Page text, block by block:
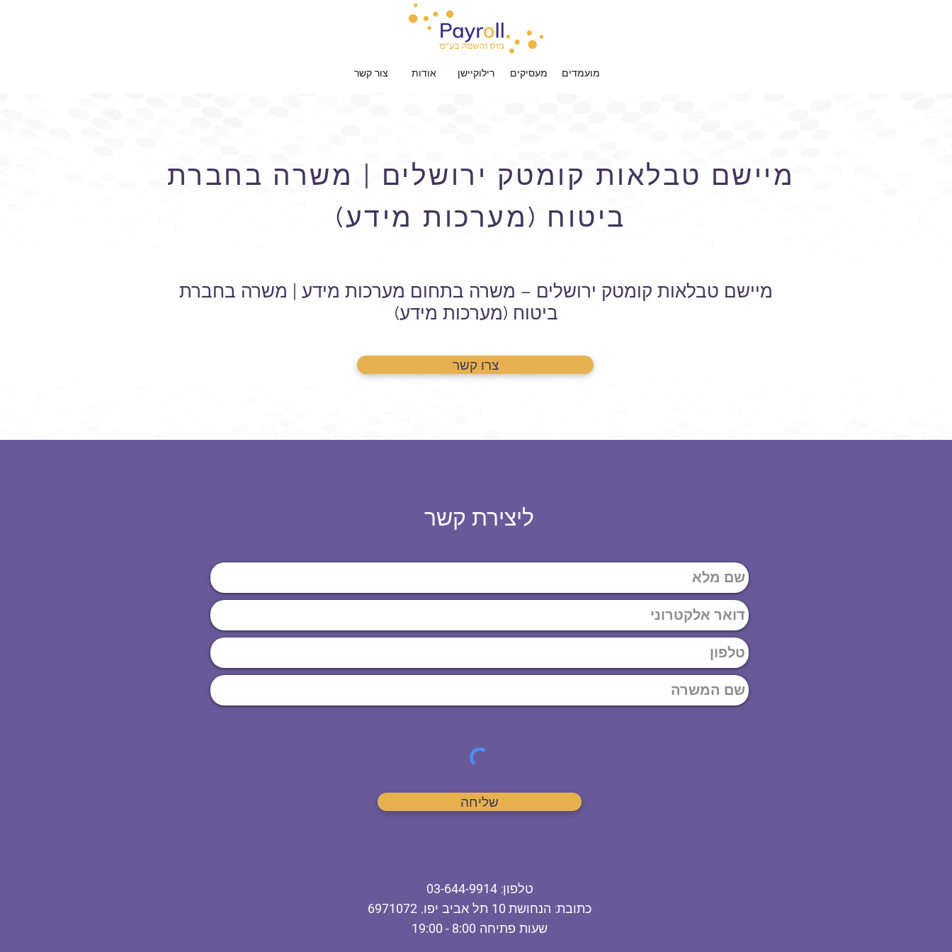
מועמדים מעסיקים רילוקיישן אודות צור קשר
מיישם טבלאות קומטק ירושלים | משרה בחברת
ביטוח (מערכות מידע)
מיישם טבלאות קומטק ירושלים – משרה בתחום מערכות מידע | משרה בחברת
ביטוח (מערכות מידע)
צרו קשר
ליצירת קשר
טלפון:
03-644-9914
כתובת: הנחושת תל אביב יפו, 6971072
שעות פתיחה 8:00 - 19:00
שליחה